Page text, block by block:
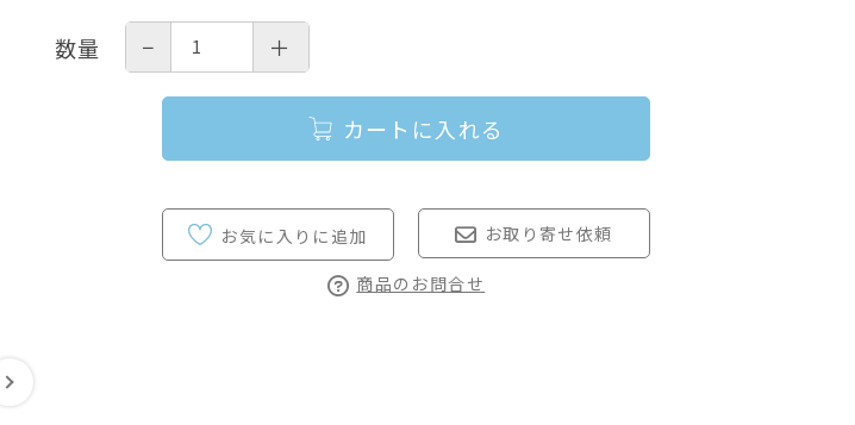
数量 − ＋
カートに入れる
お取り寄せ依頼
商品のお問合せ